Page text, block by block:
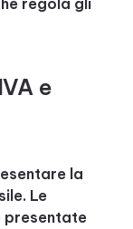
regola gli
e
la
Le
presentate